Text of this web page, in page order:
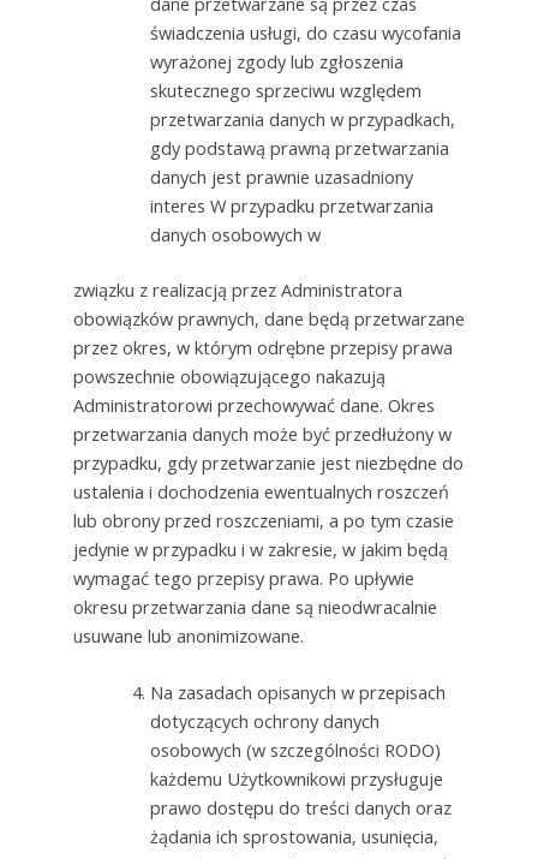
świadczenia usługi, do czasu wycofania
wyrażonej zgody lub zgłoszenia
skutecznego sprzeciwu względem
przetwarzania danych w przypadkach,
gdy podstawą prawną przetwarzania
danych jest prawnie uzasadniony
interes W przypadku przetwarzania
danych osobowych w
związku z realizacją przez Administratora
obowiązków prawnych, dane będą przetwarzane
przez okres, w którym odrębne przepisy prawa
powszechnie obowiązującego nakazują
Administratorowi przechowywać dane. Okres
przetwarzania danych może być przedłużony w
przypadku, gdy przetwarzanie jest niezbędne do
ustalenia i dochodzenia ewentualnych roszczeń
lub obrony przed roszczeniami, a po tym czasie
jedynie w przypadku i w zakresie, w jakim będą
wymagać tego przepisy prawa. Po upływie
okresu przetwarzania dane są nieodwracalnie
usuwane lub anonimizowane.
Na zasadach opisanych w przepisach
dotyczących ochrony danych
osobowych (w szczególności RODO)
każdemu Użytkownikowi przysługuje
prawo dostępu do treści danych oraz
żądania ich sprostowania, usunięcia,